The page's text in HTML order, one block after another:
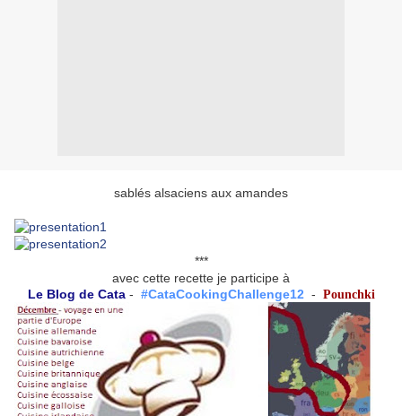
sablés alsaciens aux amandes
***
avec cette recette je participe à
Le Blog de Cata- #CataCookingChallenge12 - Pounchki